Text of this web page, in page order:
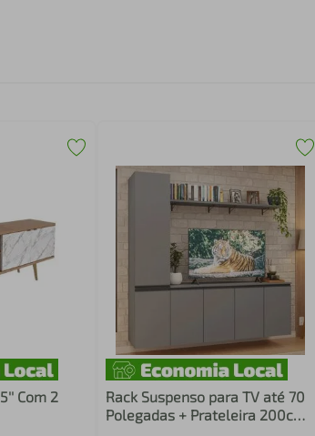
Com 2
Rack Suspenso para TV até 70
Polegadas + Prateleira 200cm